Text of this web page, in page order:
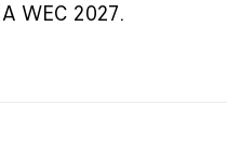
WEC 2027.